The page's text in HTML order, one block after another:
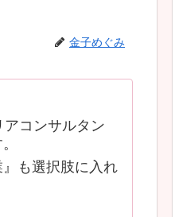
金子めぐみ
コンサルタン
も選択肢に入れ